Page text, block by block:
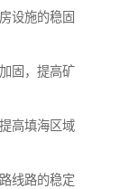
设施的稳固
固，提高矿
高填海区域
线路的稳定